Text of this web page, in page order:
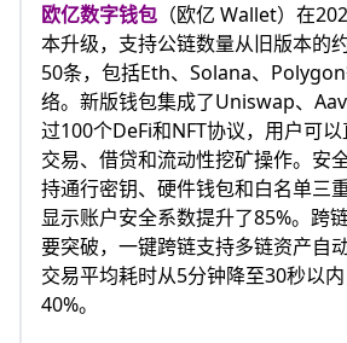
欧亿数字钱包 （欧亿 Wallet）在
本升级，支持公链数量从旧版本的
50条，包括Eth、Solana、
络。新版钱包集成了Uniswap、
过100个DeFi和NFT协议，用户可
交易、借贷和流动性挖矿操作。安
持通行密钥、硬件钱包和白名单三
显示账户安全系数提升了85%。跨
要突破，一键跨链支持多链资产自
交易平均耗时从5分钟降至30秒以
40%。